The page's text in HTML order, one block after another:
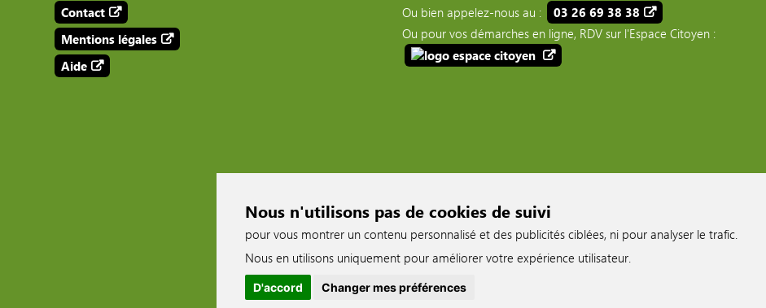
Nous n'utilisons pas de cookies de suivi
pour vous montrer un contenu personnalisé et des publicités ciblées, ni pour analyser le trafic.
Nous en utilisons uniquement pour améliorer votre expérience utilisateur.
D'accord Changer mes préférences
Contact
Mentions légales
Aide
Ou bien appelez-nous au :
03 26 69 38 38
Ou pour vos démarches en ligne, RDV sur l'Espace Citoyen :